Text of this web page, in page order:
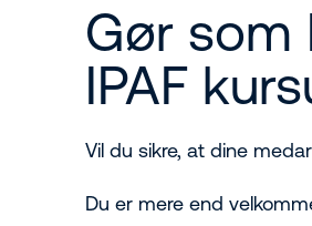
Gør som
IPAF
Vil du sikre, at dine
Du er mere end